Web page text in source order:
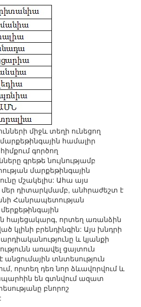
միջև տեղի ունեցող
համալիր
գործող
գրեթե նույնությամբ
մարքեթինգային
մշակելիս: Ահա այս
դիտարկմամբ, անհրաժեշտ է
Հանրապետության
հայեցակարգ, որտեղ առանձին
կլինի բրենդինգին: Այս խնդրի
և կյանքի
առավել ցայտուն
տնտեսություն
որտեղ դեռ նոր ձևավորվում և
են գտնվում ազատ
բնորոշ